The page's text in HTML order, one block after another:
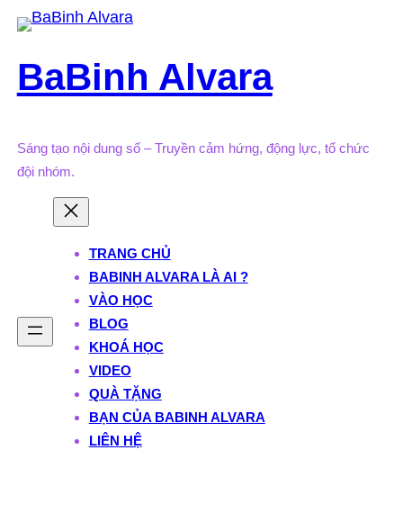
Skip
content
BaBinh Alvara
Sáng tạo nội dung số – Truyền cảm hứng, động lực, tổ chức
đội nhóm.
TRANG CHỦ
BABINH ALVARA LÀ AI ?
VÀO HỌC
BLOG
KHOÁ HỌC
VIDEO
QUÀ TẶNG
BẠN CỦA BABINH ALVARA
LIÊN HỆ